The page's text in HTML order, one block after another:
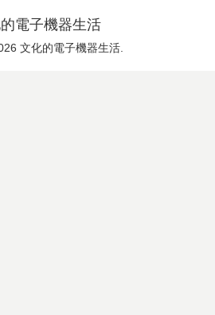
電子機器生活
文化的電子機器生活.